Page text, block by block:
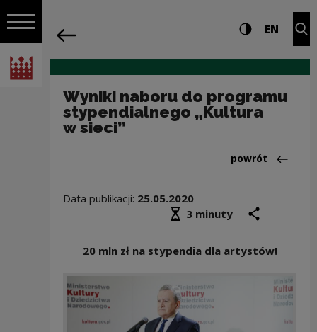
Włącz nawigację
Narodowe Centrum Kultury
Nawigacja Ustawienia i Wysoki
EN
Wyniki naboru do programu
stypendialnego „Kultura
w sieci”
Powrót
powrót
Data publikacji: 25.05.2020
Średni czas czytania
3 minuty
20 mln zł na stypendia dla artystów!